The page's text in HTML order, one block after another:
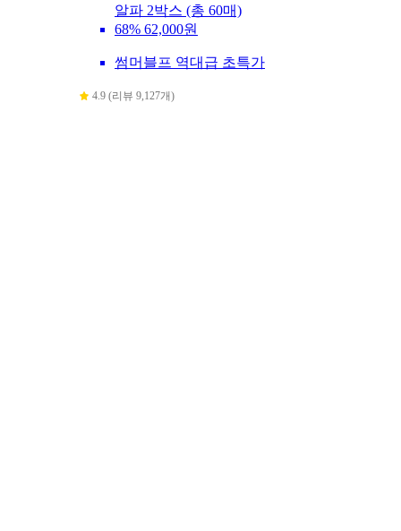
알파 2박스 (총 60매)
68% 62,000원
썸머블프 역대급 초특가
4.9 (리뷰 9,127개)